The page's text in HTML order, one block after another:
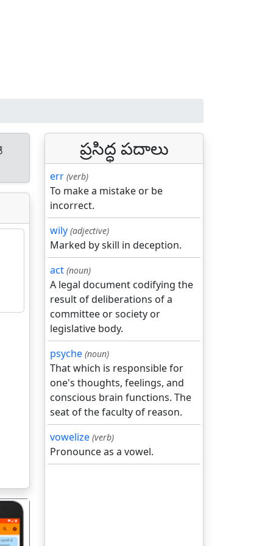
ప్రసిద్ధ పదాలు
err (verb)
To make a mistake or be
incorrect.
wily (adjective)
Marked by skill in deception.
act (noun)
A legal document codifying the
result of deliberations of a
committee or society or
legislative body.
psyche (noun)
That which is responsible for
one's thoughts, feelings, and
conscious brain functions. The
seat of the faculty of reason.
vowelize (verb)
Pronounce as a vowel.